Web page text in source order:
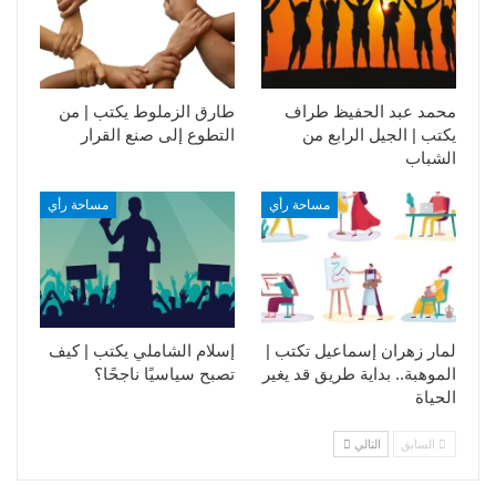
طارق الزملوط يكتب | من
التطوع إلى صنع القرار
محمد عبد الحفيظ طراف
يكتب | الجيل الرابع من
الشباب
مساحة رأي
إسلام الشاملي يكتب | كيف
تصبح سياسيًا ناجحًا؟
مساحة رأي
لمار زهران إسماعيل تكتب |
الموهبة.. بداية طريق قد يغير
الحياة
السابق التالي